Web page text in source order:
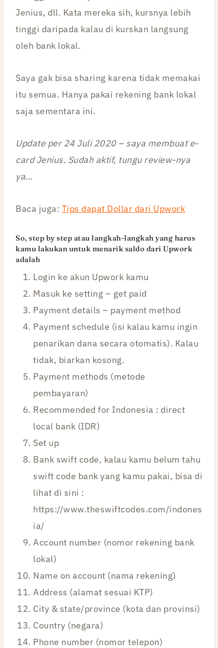
Jenius, dll. Kata mereka sih, kursnya lebih
tinggi daripada kalau di kurskan langsung
oleh bank lokal.
Saya gak bisa sharing karena tidak memakai
itu semua. Hanya pakai rekening bank lokal
saja sementara ini.
Update per 24 Juli 2020 – saya membuat e-
card Jenius. Sudah aktif, tungu review-nya
ya…
Baca juga: Tips dapat Dollar dari Upwork
So, step by step atau langkah-langkah yang harus
kamu lakukan untuk menarik saldo dari Upwork
adalah
Login ke akun Upwork kamu
Masuk ke setting – get paid
Payment details – payment method
Payment schedule (isi kalau kamu ingin
penarikan dana secara otomatis). Kalau
tidak, biarkan kosong.
Payment methods (metode
pembayaran)
Recommended for Indonesia : direct
local bank (IDR)
Set up
Bank swift code, kalau kamu belum tahu
swift code bank yang kamu pakai, bisa di
lihat di sini :
https://www.theswiftcodes.com/indones
ia/
Account number (nomor rekening bank
lokal)
Name on account (nama rekening)
Address (alamat sesuai KTP)
City & state/province (kota dan provinsi)
Country (negara)
Phone number (nomor telepon)